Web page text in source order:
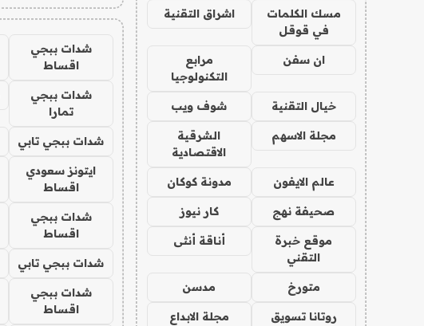
مسك الكلمات
في قوقل
اشراق التقنية
ان سفن
مرابع
التكنولوجيا
خيال التقنية شوف ويب
مجلة الاسهم
الشرقية
الاقتصادية
عالم الايفون مدونة كوكان
صحيفة نهج كار نيوز
موقع خبرة
التقني
أناقة أنثى
متورخ مدسن
روتانا تسويق مجلة الابداع
شدات ببجي
اقساط
شدات ببجي
تمارا
شدات ببجي تابي
ايتونز سعودي
اقساط
شدات ببجي
اقساط
شدات ببجي تابي
شدات ببجي
اقساط